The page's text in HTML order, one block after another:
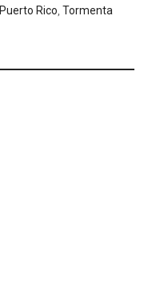
Puerto Rico ,Tormenta